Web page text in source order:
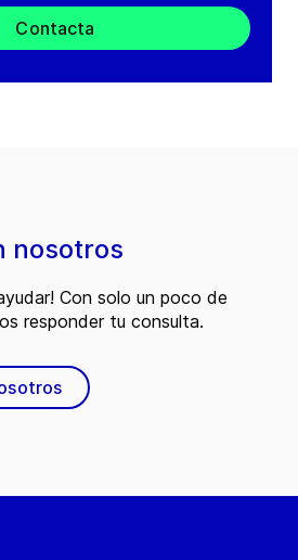
Contacta
nosotros
Con solo un poco de
responder tu consulta.